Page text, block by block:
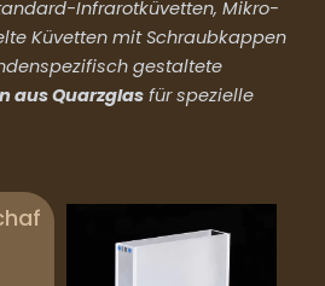
Infrarotküvetten, Mikro-
Küvetten mit Schraubkappen
gestaltete
aus Quarzglasfür spezielle